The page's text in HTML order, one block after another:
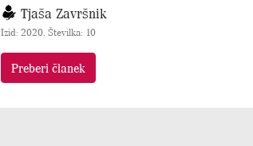
Tjaša Završnik
Izid: 2020, Številka: 10
Preberi članek